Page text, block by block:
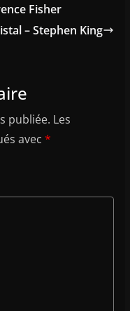
Fisher
– Stephen King
publiée. Les
avec *